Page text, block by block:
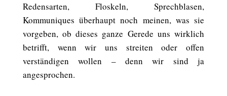
Redensarten, Floskeln, Sprechblasen,
Kommuniques überhaupt noch meinen, was sie
vorgeben, ob dieses ganze Gerede uns wirklich
betrifft, wenn wir uns streiten oder offen
verständigen wollen – denn wir sind ja
angesprochen.